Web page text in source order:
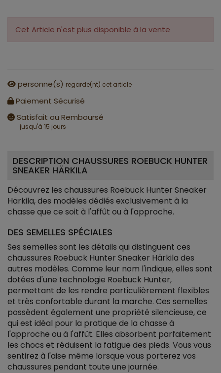
Cet Article n'est plus disponible à la vente
personne(s) regarde(nt) cet article
Paiement Sécurisé
Satisfait ou Remboursé
jusqu'à 15 jours
DESCRIPTION CHAUSSURES ROEBUCK HUNTER
SNEAKER HÄRKILA
Découvrez les chaussures Roebuck Hunter Sneaker
Härkila, des modèles dédiés exclusivement à la
chasse que ce soit à l'affût ou à l'approche.
DES SEMELLES SPÉCIALES
Ses semelles sont les détails qui distinguent ces
chaussures Roebuck Hunter Sneaker Härkila des
autres modèles. Comme leur nom l'indique, elles sont
dotées d'une technologie Roebuck Hunter,
permettant de les rendre particulièrement flexibles
et très confortable durant la marche. Ces semelles
possèdent également une propriété silencieuse, ce
qui est idéal pour la pratique de la chasse à
l'approche ou à l'affût. Elles absorbent parfaitement
les chocs et réduisent la fatigue des pieds. Vous vous
sentirez à l'aise même lorsque vous porterez vos
chaussures pendant toute une journée.